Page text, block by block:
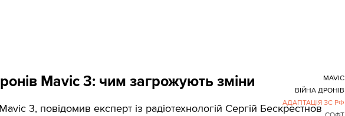
Mavic 3: чим загрожують зміни
3, повідомив експерт із радіотехнологій Сергій Бескрестнов
MAVIC
ВІЙНА ДРОНІВ
АДАПТАЦІЯ ЗС РФ